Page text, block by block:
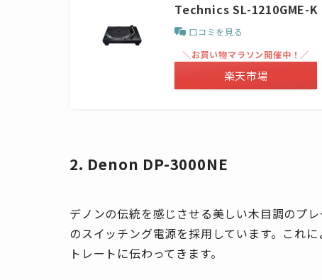
Technics SL-1210GME-K
口コミを見る
＼お買い物マラソン開催中！／
楽天市場
2. Denon DP-3000NE
デノンの伝統を感じさせる美しい木目調のプ
のスイッチング電源を採用しています。これ
トレートに伝わってきます。